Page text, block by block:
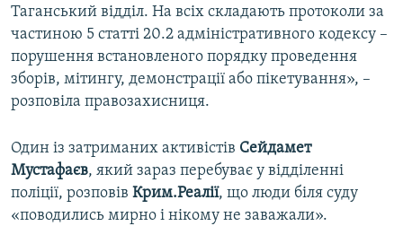
Таганський відділ. На всіх складають протоколи за
частиною 5 статті 20.2 адміністративного кодексу –
порушення встановленого порядку проведення
зборів, мітингу, демонстрації або пікетування», –
розповіла правозахисниця.
Один із затриманих активістів Сейдамет
Мустафаєв, який зараз перебуває у відділенні
поліції, розповів Крим.Реалії, що люди біля суду
«поводились мирно і нікому не заважали».